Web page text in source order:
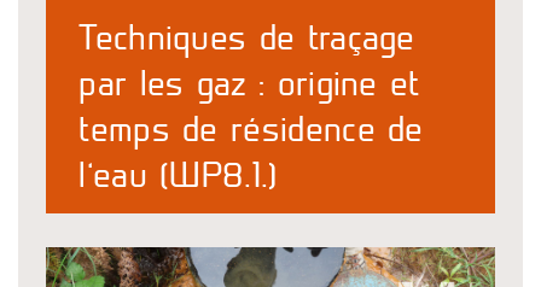
Techniques de traçage
par les gaz : origine et
temps de résidence de
l’eau (WP8.1.)